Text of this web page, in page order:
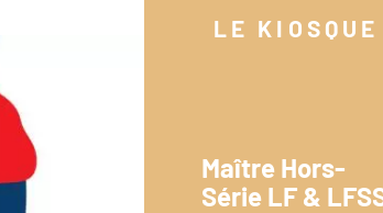
LE KIOSQUE
Maître Hors-
Série LF &